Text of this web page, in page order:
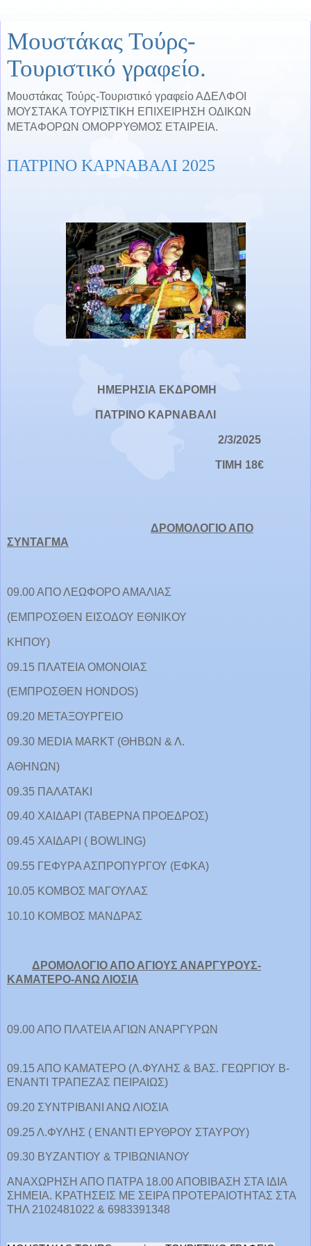
Μουστάκας Τούρς-
Τουριστικό γραφείο.
Μουστάκας Τούρς-Τουριστικό γραφείο ΑΔΕΛΦΟΙ
ΜΟΥΣΤΑΚΑ ΤΟΥΡΙΣΤΙΚΗ ΕΠΙΧΕΙΡΗΣΗ ΟΔΙΚΩΝ
ΜΕΤΑΦΟΡΩΝ ΟΜΟΡΡΥΘΜΟΣ ΕΤΑΙΡΕΙΑ.
ΠΑΤΡΙΝΟ ΚΑΡΝΑΒΑΛΙ 2025
ΗΜΕΡΗΣΙΑ ΕΚΔΡΟΜΗ
ΠΑΤΡΙΝΟ ΚΑΡΝΑΒΑΛΙ
2/3/2025
ΤΙΜΗ 18€
ΔΡΟΜΟΛΟΓΙΟ ΑΠΟ
ΣΥΝΤΑΓΜΑ
09.00 ΑΠΟ ΛΕΩΦΟΡΟ ΑΜΑΛΙΑΣ
(ΕΜΠΡΟΣΘΕΝ ΕΙΣΟΔΟΥ ΕΘΝΙΚΟΥ
ΚΗΠΟΥ)
09.15 ΠΛΑΤΕΙΑ ΟΜΟΝΟΙΑΣ
(ΕΜΠΡΟΣΘΕΝ HONDOS)
09.20 ΜΕΤΑΞΟΥΡΓΕΙΟ
09.30 MEDIA MARKT (ΘΗΒΩΝ & Λ.
ΑΘΗΝΩΝ)
09.35 ΠΑΛΑΤΑΚΙ
09.40 ΧΑΙΔΑΡΙ (ΤΑΒΕΡΝΑ ΠΡΟΕΔΡΟΣ)
09.45 ΧΑΙΔΑΡΙ ( BOWLING)
09.55 ΓΕΦΥΡΑ ΑΣΠΡΟΠΥΡΓΟΥ (ΕΦΚΑ)
10.05 ΚΟΜΒΟΣ ΜΑΓΟΥΛΑΣ
10.10 ΚΟΜΒΟΣ ΜΑΝΔΡΑΣ
ΔΡΟΜΟΛΟΓΙΟ ΑΠΟ ΑΓΙΟΥΣ ΑΝΑΡΓΥΡΟΥΣ-
ΚΑΜΑΤΕΡΟ-ΑΝΩ ΛΙΟΣΙΑ
09.00 ΑΠΟ ΠΛΑΤΕΙΑ ΑΓΙΩΝ ΑΝΑΡΓΥΡΩΝ
09.15 ΑΠΟ ΚΑΜΑΤΕΡΟ (Λ.ΦΥΛΗΣ & ΒΑΣ. ΓΕΩΡΓΙΟΥ Β-
ΕΝΑΝΤΙ ΤΡΑΠΕΖΑΣ ΠΕΙΡΑΙΩΣ)
09.20 ΣΥΝΤΡΙΒΑΝΙ ΑΝΩ ΛΙΟΣΙΑ
09.25 Λ.ΦΥΛΗΣ ( ΕΝΑΝΤΙ ΕΡΥΘΡΟΥ ΣΤΑΥΡΟΥ)
09.30 ΒΥΖΑΝΤΙΟΥ & ΤΡΙΒΩΝΙΑΝΟΥ
ΑΝΑΧΩΡΗΣΗ ΑΠΟ ΠΑΤΡΑ 18.00 ΑΠΟΒΙΒΑΣΗ ΣΤΑ ΙΔΙΑ
ΣΗΜΕΙΑ. ΚΡΑΤΗΣΕΙΣ ΜΕ ΣΕΙΡΑ ΠΡΟΤΕΡΑΙΟΤΗΤΑΣ ΣΤΑ
ΤΗΛ 2102481022 & 6983391348